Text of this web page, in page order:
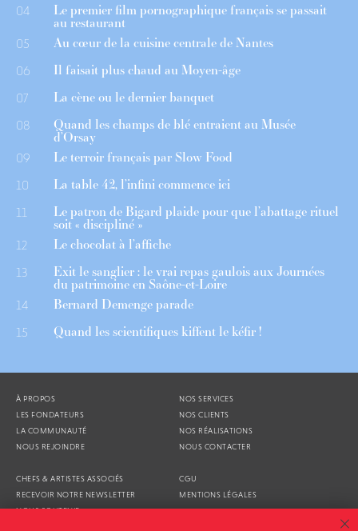
04 Le premier film pornographique français se passait
au restaurant
05 Au cœur de la cuisine centrale de Nantes
06 Il faisait plus chaud au Moyen-âge
07 La cène ou le dernier banquet
08 Quand les champs de blé entraient au Musée
d’Orsay
09 Le terroir français par Slow Food
10 La table 42, l’infini commence ici
11 Le patron de Bigard plaide pour que l’abattage rituel
soit « discipliné »
12 Le chocolat à l’affiche
13 Exit le sanglier : le vrai repas gaulois aux Journées
du patrimoine en Saône-et-Loire
14 Bernard Demenge parade
15 Quand les scientifiques kiffent le kéfir !
À PROPOS
LES FONDATEURS
LA COMMUNAUTÉ
NOUS REJOINDRE
NOS SERVICES
NOS CLIENTS
NOS RÉALISATIONS
NOUS CONTACTER
CHEFS & ARTISTES ASSOCIÉS
RECEVOIR NOTRE NEWSLETTER
NOUS SOUTENIR
CGU
MENTIONS LÉGALES